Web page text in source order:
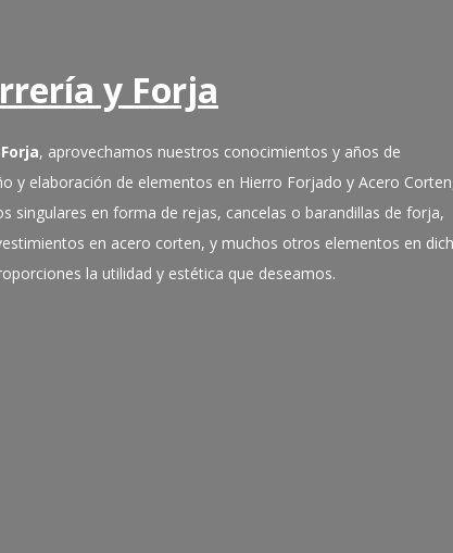
y Forja
, aprovechamos nuestros conocimientos y años de
y elaboración de elementos en Hierro Forjado y Acero
singulares en forma de rejas, cancelas o barandillas de forja,
en acero corten, y muchos otros elementos en
la utilidad y estética que deseamos.